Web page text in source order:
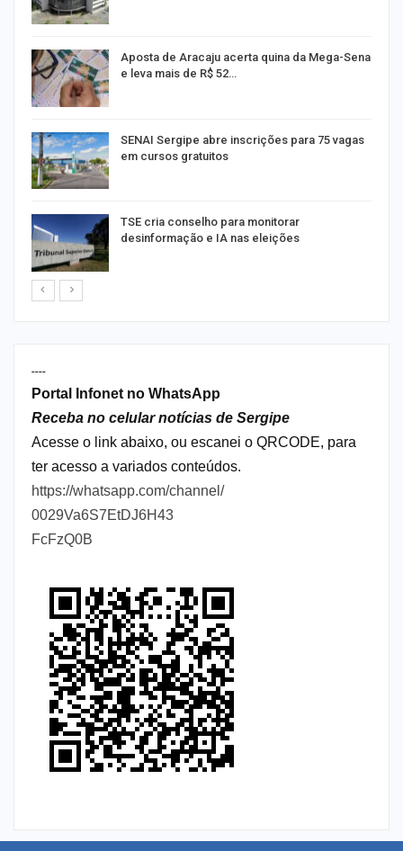
Aposta de Aracaju acerta quina da Mega-Sena
e leva mais de R$ 52…
SENAI Sergipe abre inscrições para 75 vagas
em cursos gratuitos
TSE cria conselho para monitorar
desinformação e IA nas eleições
----
Portal Infonet no WhatsApp
Receba no celular notícias de Sergipe
Acesse o link abaixo, ou escanei o QRCODE, para
ter acesso a variados conteúdos.
https://whatsapp.com/channel/
0029Va6S7EtDJ6H43
FcFzQ0B